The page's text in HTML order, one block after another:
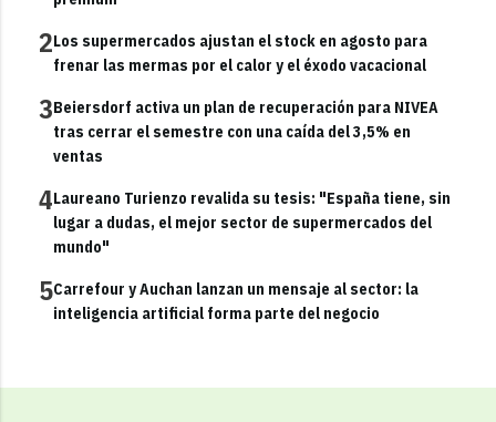
2Los supermercados ajustan el stock en agosto para
frenar las mermas por el calor y el éxodo vacacional
3Beiersdorf activa un plan de recuperación para NIVEA
tras cerrar el semestre con una caída del 3,5% en
ventas
4Laureano Turienzo revalida su tesis: "España tiene, sin
lugar a dudas, el mejor sector de supermercados del
mundo"
5Carrefour y Auchan lanzan un mensaje al sector: la
inteligencia artificial forma parte del negocio